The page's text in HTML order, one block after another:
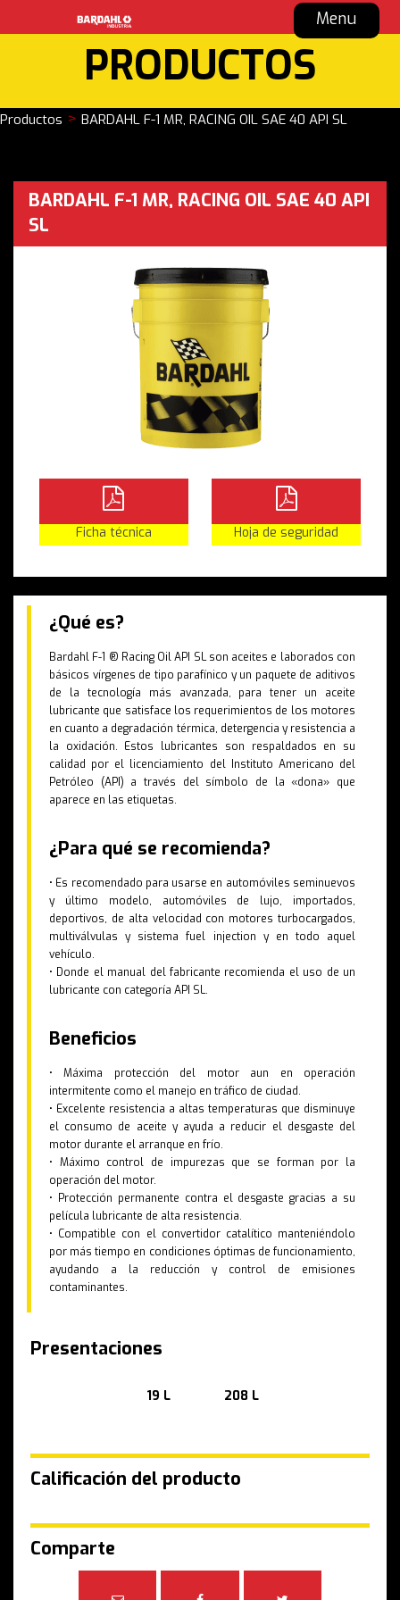
Menu
PRODUCTOS
Productos > BARDAHL F-1 MR, RACING OIL SAE 40 API SL
BARDAHL F-1 MR, RACING OIL SAE 40 API
SL
Ficha técnica Hoja de seguridad
¿Qué es?
Bardahl F-1 ® Racing Oil API SL son aceites e laborados con
básicos vírgenes de tipo parafínico y un paquete de aditivos
de la tecnología más avanzada, para tener un aceite
lubricante que satisface los requerimientos de los motores
en cuanto a degradación térmica, detergencia y resistencia a
la oxidación. Estos lubricantes son respaldados en su
calidad por el licenciamiento del Instituto Americano del
Petróleo (API) a través del símbolo de la «dona» que
aparece en las etiquetas.
¿Para qué se recomienda?
• Es recomendado para usarse en automóviles seminuevos
y último modelo, automóviles de lujo, importados,
deportivos, de alta velocidad con motores turbocargados,
multiválvulas y sistema fuel injection y en todo aquel
vehículo.
• Donde el manual del fabricante recomienda el uso de un
lubricante con categoría API SL.
Beneficios
• Máxima protección del motor aun en operación
intermitente como el manejo en tráfico de ciudad.
• Excelente resistencia a altas temperaturas que disminuye
el consumo de aceite y ayuda a reducir el desgaste del
motor durante el arranque en frío.
• Máximo control de impurezas que se forman por la
operación del motor.
• Protección permanente contra el desgaste gracias a su
película lubricante de alta resistencia.
• Compatible con el convertidor catalítico manteniéndolo
por más tiempo en condiciones óptimas de funcionamiento,
ayudando a la reducción y control de emisiones
contaminantes.
Presentaciones
19 L 208 L
Calificación del producto
Comparte